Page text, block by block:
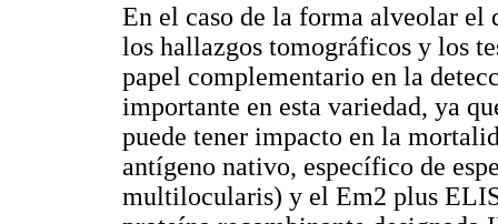
En el caso de la forma alveolar el
los hallazgos tomográficos y los
papel complementario en la
importante en esta variedad, ya
puede tener impacto en la
antígeno nativo, específico de
multilocularis) y el Em2 plus